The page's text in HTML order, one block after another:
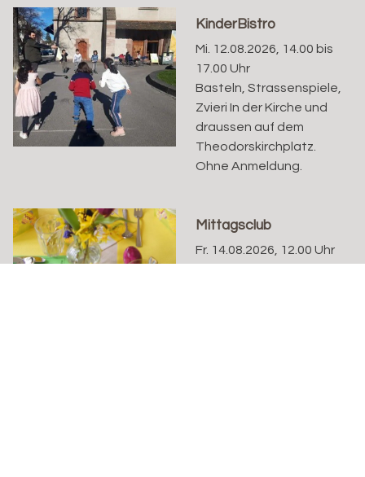
KinderBistro
Mi. 12.08.2026, 14.00 bis
17.00 Uhr
Basteln, Strassenspiele,
Zvieri In der Kirche und
draussen auf dem
Theodorskirchplatz.
Ohne Anmeldung.
Mittagsclub
Fr. 14.08.2026, 12.00 Uhr